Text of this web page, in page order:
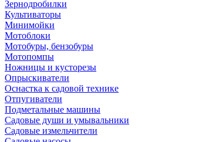
Зернодробилки
Культиваторы
Минимойки
Мотоблоки
Мотобуры, бензобуры
Мотопомпы
Ножницы и кусторезы
Опрыскиватели
Оснастка к садовой технике
Отпугиватели
Подметальные машины
Садовые души и умывальники
Садовые измельчители